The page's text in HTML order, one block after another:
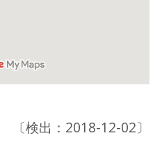
〔検出：2018-12-02〕